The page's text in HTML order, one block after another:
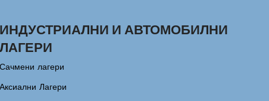
ИНДУСТРИАЛНИ И АВТОМОБИЛНИ
ЛАГЕРИ
Сачмени лагери
Аксиални Лагери